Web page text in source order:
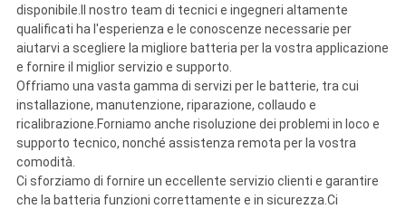
disponibile.Il nostro team di tecnici e ingegneri altamente
qualificati ha l'esperienza e le conoscenze necessarie per
aiutarvi a scegliere la migliore batteria per la vostra applicazione
e fornire il miglior servizio e supporto.
Offriamo una vasta gamma di servizi per le batterie, tra cui
installazione, manutenzione, riparazione, collaudo e
ricalibrazione.Forniamo anche risoluzione dei problemi in loco e
supporto tecnico, nonché assistenza remota per la vostra
comodità.
Ci sforziamo di fornire un eccellente servizio clienti e garantire
che la batteria funzioni correttamente e in sicurezza.Ci